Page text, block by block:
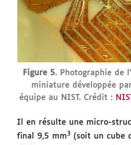
Figure 5. Photographie de
miniature développée
équipe au NIST. Crédit :
Il en résulte une micro-
final 9,5 mm3 (soit un cube